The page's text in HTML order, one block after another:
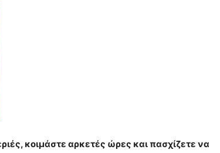
κοιμάστε αρκετές ώρες και πασχίζετε να